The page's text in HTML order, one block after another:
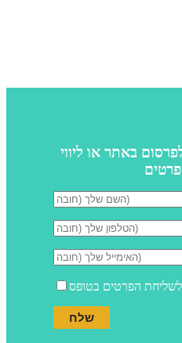
באתר או ליווי
הפרטים בטופס